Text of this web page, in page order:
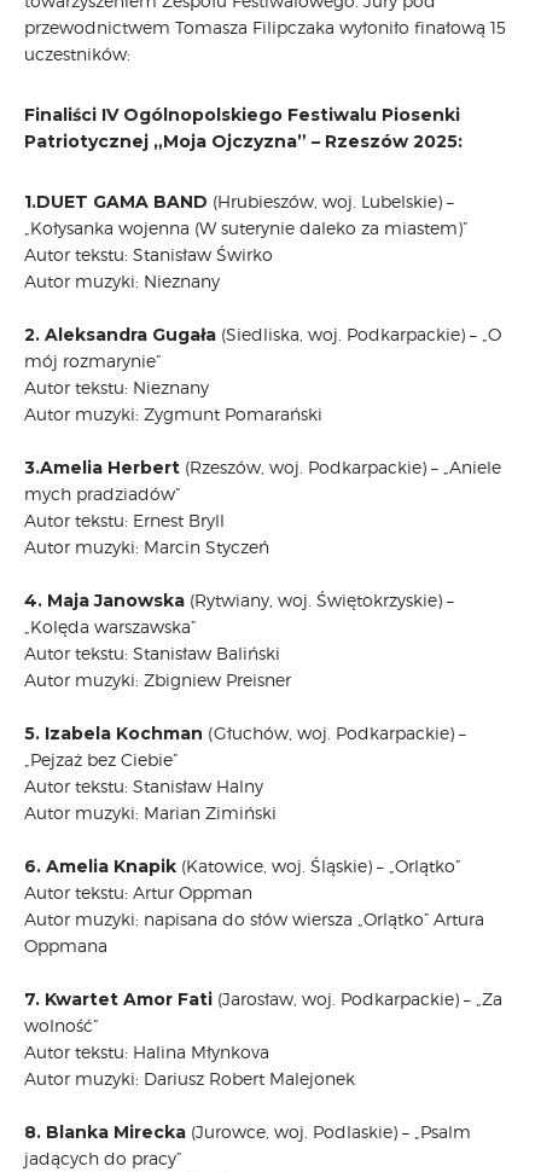
przewodnictwem Tomasza Filipczaka wyłoniło finałową 15
uczestników:
Finaliści IV Ogólnopolskiego Festiwalu Piosenki
Patriotycznej „Moja Ojczyzna” – Rzeszów 2025:
1.DUET GAMA BAND (Hrubieszów, woj. Lubelskie) –
„Kołysanka wojenna (W suterynie daleko za miastem)”
Autor tekstu: Stanisław Świrko
Autor muzyki: Nieznany
2. Aleksandra Gugała (Siedliska, woj. Podkarpackie) – „O
mój rozmarynie”
Autor tekstu: Nieznany
Autor muzyki: Zygmunt Pomarański
3.Amelia Herbert (Rzeszów, woj. Podkarpackie) – „Aniele
mych pradziadów”
Autor tekstu: Ernest Bryll
Autor muzyki: Marcin Styczeń
4. Maja Janowska (Rytwiany, woj. Świętokrzyskie) –
„Kolęda warszawska”
Autor tekstu: Stanisław Baliński
Autor muzyki: Zbigniew Preisner
5. Izabela Kochman (Głuchów, woj. Podkarpackie) –
„Pejzaż bez Ciebie”
Autor tekstu: Stanisław Halny
Autor muzyki: Marian Zimiński
6. Amelia Knapik (Katowice, woj. Śląskie) – „Orlątko”
Autor tekstu: Artur Oppman
Autor muzyki: napisana do słów wiersza „Orlątko” Artura
Oppmana
7. Kwartet Amor Fati (Jarosław, woj. Podkarpackie) – „Za
wolność”
Autor tekstu: Halina Młynkova
Autor muzyki: Dariusz Robert Malejonek
8. Blanka Mirecka (Jurowce, woj. Podlaskie) – „Psalm
jadących do pracy”